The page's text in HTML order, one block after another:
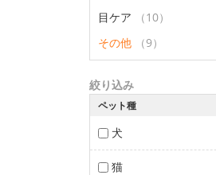
目ケア
（10）
その他
（9）
絞り込み
ペット種
犬
猫